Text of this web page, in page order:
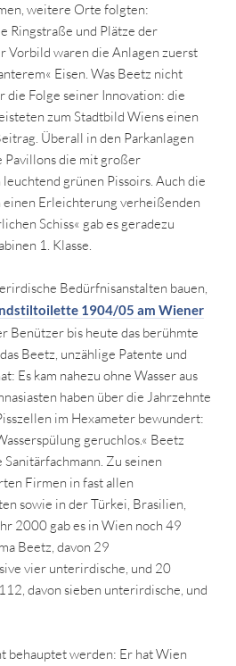
weitere Orte folgten:
Ringstraße und Plätze der
Vorbild waren die Anlagen zuerst
Eisen. Was Beetz nicht
die Folge seiner Innovation: die
zum Stadtbild Wiens einen
Überall in den Parkanlagen
Pavillons die mit großer
grünen Pissoirs. Auch die
Erleichterung verheißenden
Schiss« gab es geradezu
1. Klasse.
Bedürfnisanstalten bauen,
1904/05 am Wiener
Benützer bis heute das berühmte
Beetz, unzählige Patente und
Es kam nahezu ohne Wasser aus
haben über die Jahrzehnte
im Hexameter bewundert:
geruchlos.« Beetz
Zu seinen
Firmen in fast allen
sowie in der Türkei, Brasilien,
2000 gab es in Wien noch 49
Beetz, davon 29
vier unterirdische, und 20
davon sieben unterirdische, und
behauptet werden: Er hat Wien